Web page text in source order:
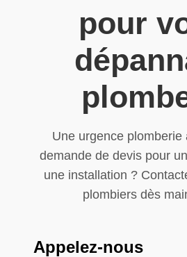
pour
Une urgence plomberie
demande de devis pour
une installation ?
plombiers dès
Appelez-nous